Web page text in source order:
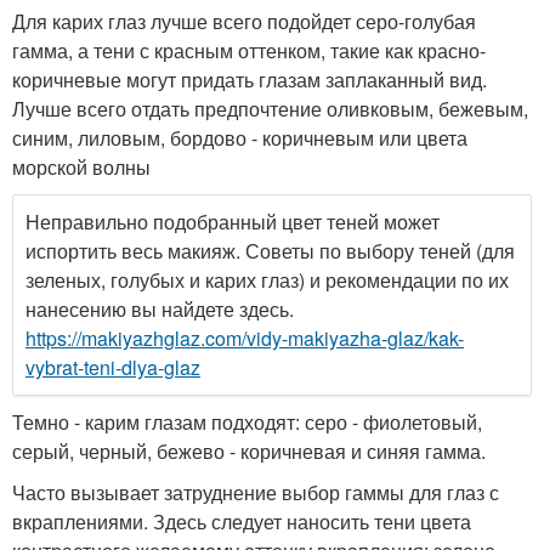
Для карих глаз лучше всего подойдет серо-голубая
гамма, а тени с красным оттенком, такие как красно-
коричневые могут придать глазам заплаканный вид.
Лучше всего отдать предпочтение оливковым, бежевым,
синим, лиловым, бордово - коричневым или цвета
морской волны
Неправильно подобранный цвет теней может
испортить весь макияж. Советы по выбору теней (для
зеленых, голубых и карих глаз) и рекомендации по их
нанесению вы найдете здесь.
https://makiyazhglaz.com/vidy-makiyazha-glaz/kak-
vybrat-teni-dlya-glaz
Темно - карим глазам подходят: серо - фиолетовый,
серый, черный, бежево - коричневая и синяя гамма.
Часто вызывает затруднение выбор гаммы для глаз с
вкраплениями. Здесь следует наносить тени цвета